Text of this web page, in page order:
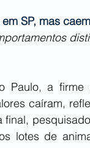
SP, mas
Paulo, a
caíram,
lotes de